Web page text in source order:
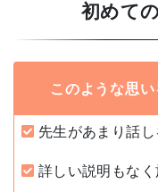
初めて
このような思
先生があまり話
詳しい説明もな